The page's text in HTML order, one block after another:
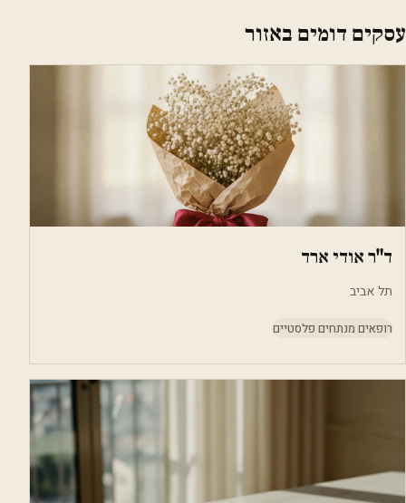
עסקים דומים באזור
ד"ר אודי ארד
תל אביב
רופאים מנתחים פלסטיים